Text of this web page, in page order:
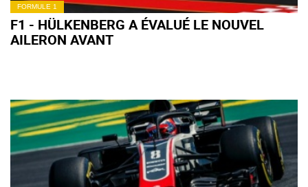
FORMULE 1
F1 - HÜLKENBERG A ÉVALUÉ LE NOUVEL
AILERON AVANT